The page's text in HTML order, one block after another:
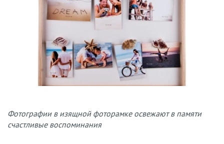
Фотографии в изящной фоторамке освежают в памяти
счастливые воспоминания